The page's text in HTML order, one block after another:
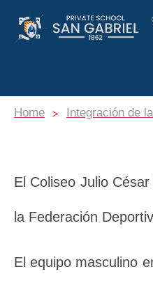
Home > Integración de
El Coliseo Julio
la Federación
El equipo masculino